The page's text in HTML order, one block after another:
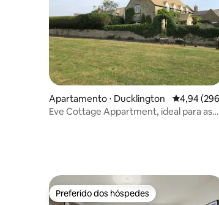
Apartamento ⋅ Ducklington 4,94 de
4,94
Eve Cottage Appartment, ideal para as
Preferido dos hóspedes
Preferido dos hóspedes